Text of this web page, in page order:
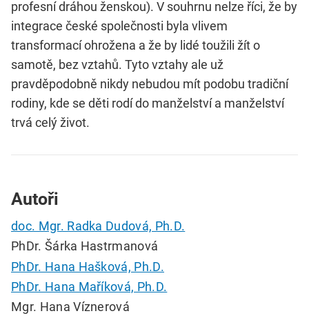
profesní dráhou ženskou). V souhrnu nelze říci, že by
integrace české společnosti byla vlivem
transformací ohrožena a že by lidé toužili žít o
samotě, bez vztahů. Tyto vztahy ale už
pravděpodobně nikdy nebudou mít podobu tradiční
rodiny, kde se děti rodí do manželství a manželství
trvá celý život.
Autoři
doc. Mgr. Radka Dudová, Ph.D.
PhDr. Šárka Hastrmanová
PhDr. Hana Hašková, Ph.D.
PhDr. Hana Maříková, Ph.D.
Mgr. Hana Víznerová